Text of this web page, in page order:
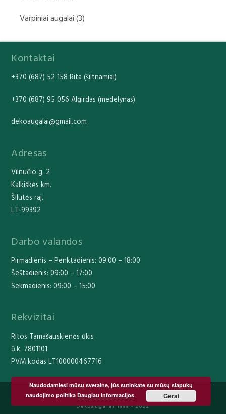
Varpiniai augalai (3)
Kontaktai
+370 (687) 52 158 Rita (šiltnamiai)
+370 (687) 95 056 Algirdas (medelynas)
dekoaugalai@gmail.com
Adresas
Vilnučio g. 2
Kalkiškės km.
Šilutės raj.
LT-99392
Darbo valandos
Pirmadienis – Penktadienis: 09:00 – 18:00
Šeštadienis: 09:00 – 17:00
Sekmadienis: 09:00 – 15:00
Rekvizitai
Ritos Tamašauskienės ūkis
ū.k. 7801101
PVM kodas LT100000467716
Dekoaugalai 1999 - 2022
Naudodamiesi mūsų svetaine, jūs sutinkate su mūsų slapukų
naudojimo politikaDaugiau informacijos Gerai